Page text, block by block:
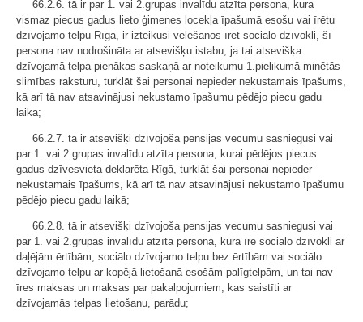
66.2.6. tā ir par 1. vai 2.grupas invalīdu atzīta persona, kura
vismaz piecus gadus lieto ģimenes locekļa īpašumā esošu vai īrētu
dzīvojamo telpu Rīgā, ir izteikusi vēlēšanos īrēt sociālo dzīvokli, šī
persona nav nodrošināta ar atsevišķu istabu, ja tai atsevišķa
dzīvojamā telpa pienākas saskaņā ar noteikumu 1.pielikumā minētās
slimības raksturu, turklāt šai personai nepieder nekustamais īpašums,
kā arī tā nav atsavinājusi nekustamo īpašumu pēdējo piecu gadu
laikā;
66.2.7. tā ir atsevišķi dzīvojoša pensijas vecumu sasniegusi vai
par 1. vai 2.grupas invalīdu atzīta persona, kurai pēdējos piecus
gadus dzīvesvieta deklarēta Rīgā, turklāt šai personai nepieder
nekustamais īpašums, kā arī tā nav atsavinājusi nekustamo īpašumu
pēdējo piecu gadu laikā;
66.2.8. tā ir atsevišķi dzīvojoša pensijas vecumu sasniegusi vai
par 1. vai 2.grupas invalīdu atzīta persona, kura īrē sociālo dzīvokli ar
daļējām ērtībām, sociālo dzīvojamo telpu bez ērtībām vai sociālo
dzīvojamo telpu ar kopējā lietošanā esošām palīgtelpām, un tai nav
īres maksas un maksas par pakalpojumiem, kas saistīti ar
dzīvojamās telpas lietošanu, parādu;